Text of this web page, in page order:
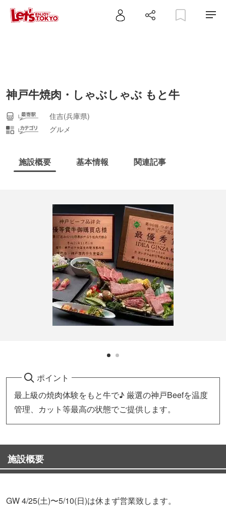
神戸牛焼肉・しゃぶしゃぶ もと牛
住吉(兵庫県)
グルメ
施設概要 基本情報 関連記事
ポイント
最上級の焼肉体験をもと牛で♪ 厳選の神戸Beefを温度
管理、カット等最高の状態でご提供します。
施設概要
GW 4/25(土)〜5/10(日)は休まず営業致します。